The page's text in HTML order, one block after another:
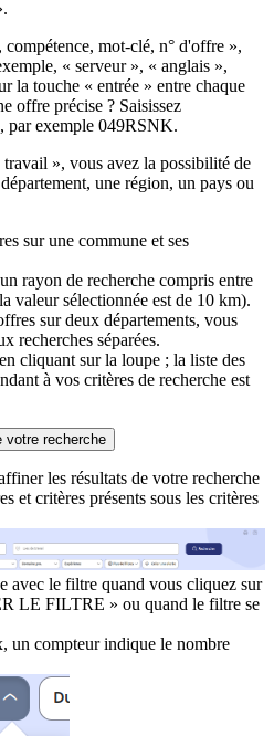
mot-clé, n° d'offre »,
« serveur », « anglais »,
la touche « entrée » entre chaque
offre précise ? Saisissez
par exemple 049RSNK.
», vous avez la possibilité de
une région, un pays ou
sur une commune et ses
rayon de recherche compris entre
valeur sélectionnée est de 10 km).
sur deux départements, vous
recherches séparées.
cliquant sur la loupe ; la liste des
à vos critères de recherche est
votre recherche
les résultats de votre recherche
et critères présents sous les critères
avec le filtre quand vous cliquez sur
LE FILTRE » ou quand le filtre se
un compteur indique le nombre